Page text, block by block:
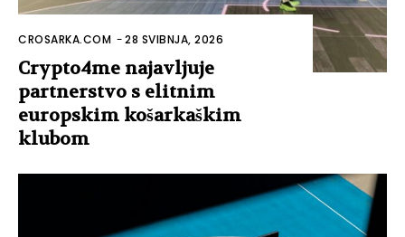
CROSARKA.COM -28 SVIBNJA, 2026
Crypto4me najavljuje
partnerstvo s elitnim
europskim košarkaškim
klubom